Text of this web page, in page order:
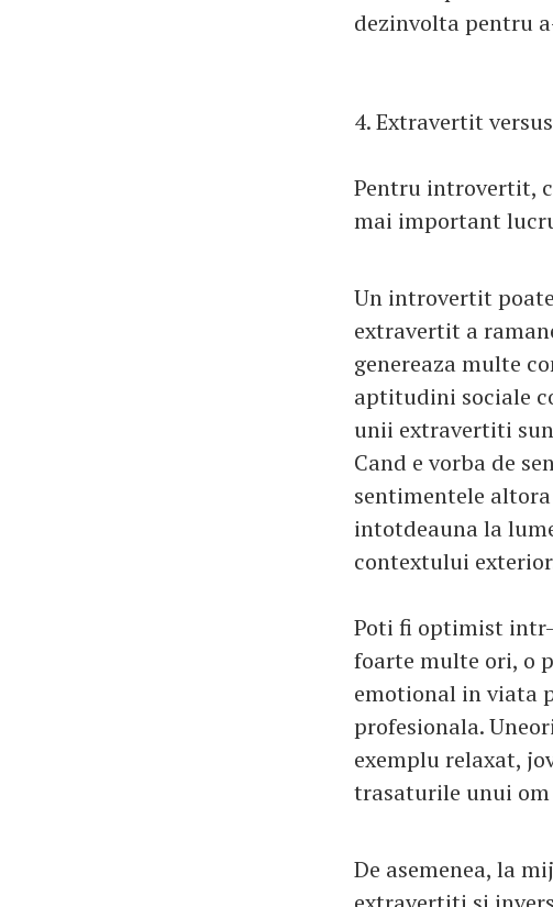
dezinvolta pentru
4. Extravertit
Pentru introvertit,
mai important
Un introvertit
extravertit a
genereaza multe
aptitudini sociale
unii extravertiti
Cand e vorba de
sentimentele
intotdeauna la
contextului
Poti fi optimist
foarte multe ori, o
emotional in viata
profesionala.
exemplu relaxat,
trasaturile unui
De asemenea, la